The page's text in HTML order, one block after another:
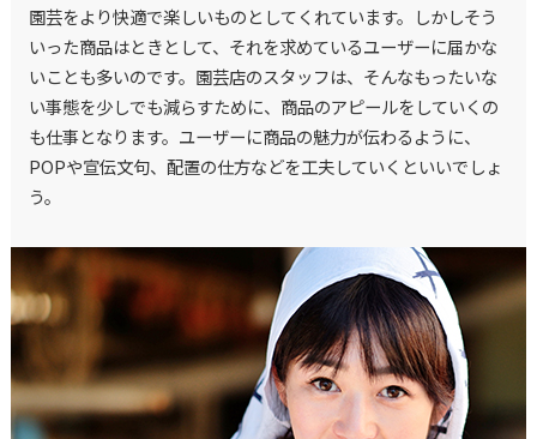
園芸をより快適で楽しいものとしてくれています。しかしそう
いった商品はときとして、それを求めているユーザーに届かな
いことも多いのです。園芸店のスタッフは、そんなもったいな
い事態を少しでも減らすために、商品のアピールをしていくの
も仕事となります。ユーザーに商品の魅力が伝わるように、
POPや宣伝文句、配置の仕方などを工夫していくといいでしょ
う。